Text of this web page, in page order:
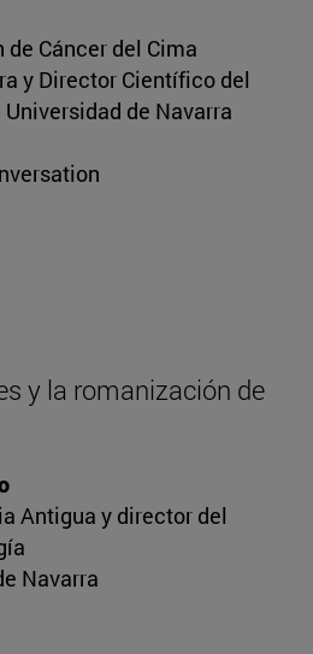
Cáncer del Cima
y Director Científico del
de Navarra
y la romanización de
Antigua y director del
Navarra